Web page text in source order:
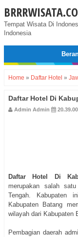
Tempat Wisata Di
Indonesia
Home » Daftar Hotel »
Daftar Hotel Di
Admin Admin 20.39.00
Daftar Hotel Di
merupakan salah
Tengah. Kabupaten
Kabupaten Batang
wilayah dari Kabupaten
Pembagian daerah